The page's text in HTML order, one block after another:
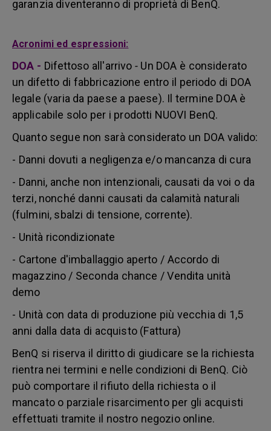
garanzia diventeranno di proprietà di BenQ.
Acronimi ed espressioni:
DOA - Difettoso all'arrivo - Un DOA è considerato
un difetto di fabbricazione entro il periodo di DOA
legale (varia da paese a paese). Il termine DOA è
applicabile solo per i prodotti NUOVI BenQ.
Quanto segue non sarà considerato un DOA valido:
- Danni dovuti a negligenza e/o mancanza di cura
- Danni, anche non intenzionali, causati da voi o da
terzi, nonché danni causati da calamità naturali
(fulmini, sbalzi di tensione, corrente).
- Unità ricondizionate
- Cartone d'imballaggio aperto / Accordo di
magazzino / Seconda chance / Vendita unità
demo
- Unità con data di produzione più vecchia di 1,5
anni dalla data di acquisto (Fattura)
BenQ si riserva il diritto di giudicare se la richiesta
rientra nei termini e nelle condizioni di BenQ. Ciò
può comportare il rifiuto della richiesta o il
mancato o parziale risarcimento per gli acquisti
effettuati tramite il nostro negozio online.